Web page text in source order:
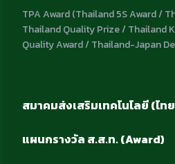
TPA Award (Thailand 5S Award /
Thailand Quality Prize / Thailand
Quality Award / Thailand-Japan
สมาคมส่งเสริมเทคโนโลยี (ไ
แผนกรางวัล ส.ส.ท. (Award)